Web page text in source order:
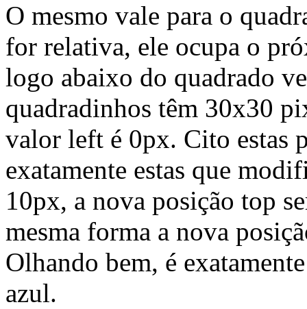
O mesmo vale para o
for relativa, ele ocupa o
logo abaixo do quadrado
quadradinhos têm 30x30
valor left é 0px. Cito estas
exatamente estas que
10px, a nova posição top
mesma forma a nova
Olhando bem, é
azul.